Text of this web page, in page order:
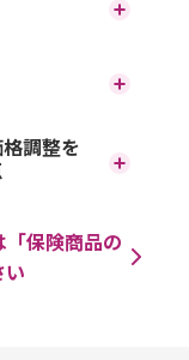
販売資格を保有
記載した「ご契
よくご確認くだ
はありません。
する引受保険会社
保険会社になり
書面（「契約概
る元本保証はあ
と保険会社になり
しおり・約
の内容をよくご
はありません。
する引受保険会
は、「商品パン
載した「ご契約
認ください。
等で運用してお
調整を
」ご契約に際し
・約款」、「契
保険商品の
い